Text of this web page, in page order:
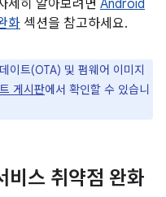
세히 알아보려면 Android
화 섹션을 참고하세요.
이트(OTA) 및 펌웨어 이미지
게시판에서 확인할 수 있습니
스 취약점 완화